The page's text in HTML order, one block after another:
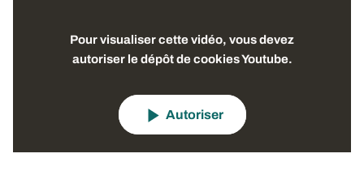
Pour visualiser cette vidéo, vous devez
autoriser le dépôt de cookies Youtube.
Autoriser